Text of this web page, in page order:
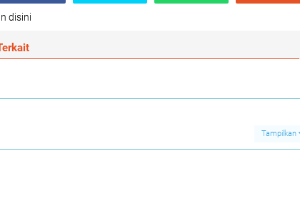
disini
Tampilkan